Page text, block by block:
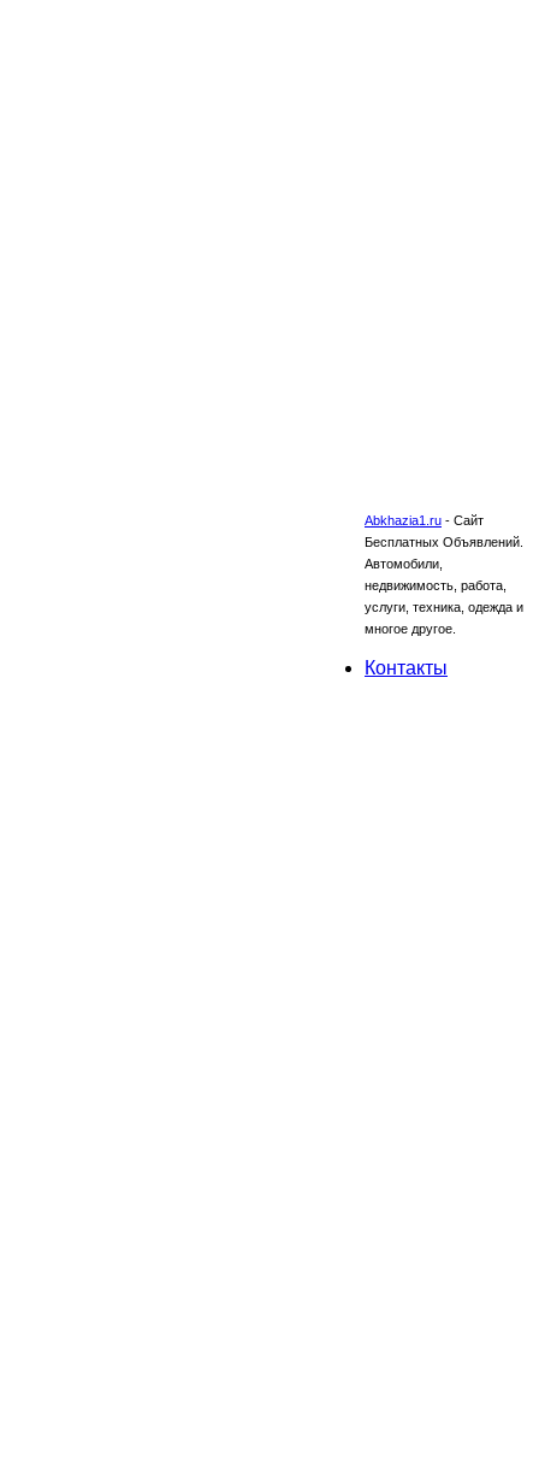
Abkhazia1.ru - Сайт
Бесплатных Объявлений.
Автомобили,
недвижимость, работа,
услуги, техника, одежда и
многое другое.
Контакты